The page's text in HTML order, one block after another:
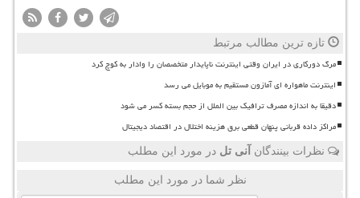
تازه ترین مطالب مرتبط
مرگ دورکاری در ایران وقتی اینترنت ناپایدار متخصصان را وادار به کوچ کرد
اینترنت ماهواره ای آمازون مستقیم به موبایل می رسد
دقیقا به اندازه مصرف ترافیک بین الملل از حجم بسته کسر می شود
مراکز داده قربانی پنهان قطعی برق هزینه اختلال در اقتصاد دیجیتال
نظرات بینندگان آنی تل در مورد این مطلب
نظر شما در مورد این مطلب